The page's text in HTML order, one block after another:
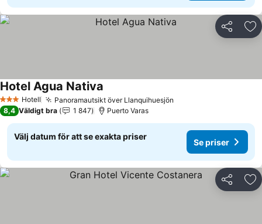
Dela
3 StjärnorHotell Panoramautsikt över Llanquihuesjön
Hotel Agua Nativa
8,4 Väldigt bra 1 847 Puerto Varas
Välj datum för att se exakta priser
Se priser
Dela